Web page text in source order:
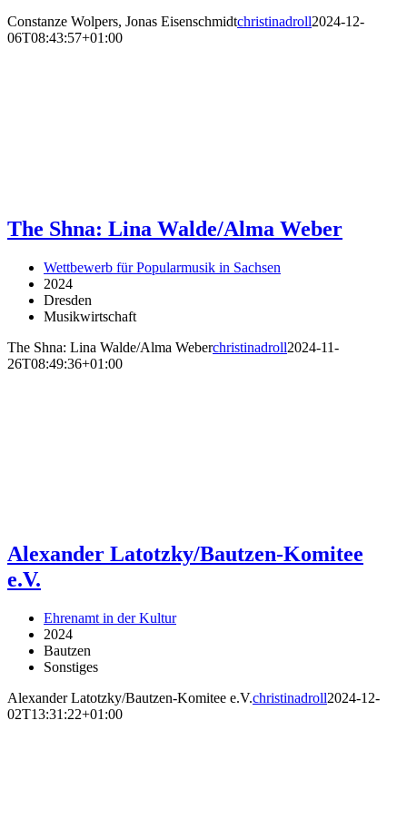
Constanze Wolpers, Jonas Eisenschmidtchristinadroll2024-12-
06T08:43:57+01:00
The Shna: Lina Walde/Alma Weber
Wettbewerb für Popularmusik in Sachsen
2024
Dresden
Musikwirtschaft
The Shna: Lina Walde/Alma Weberchristinadroll2024-11-
26T08:49:36+01:00
Alexander Latotzky/Bautzen-Komitee
e.V.
Ehrenamt in der Kultur
2024
Bautzen
Sonstiges
Alexander Latotzky/Bautzen-Komitee e.V.christinadroll2024-12-
02T13:31:22+01:00